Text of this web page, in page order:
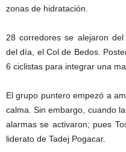
zonas de hidratación.
28 corredores se alejaron
del día, el Col de Bedos.
6 ciclistas para integrar una
El grupo puntero empezó a
calma. Sin embargo, cuando
alarmas se activaron; pues
liderato de Tadej Pogacar.